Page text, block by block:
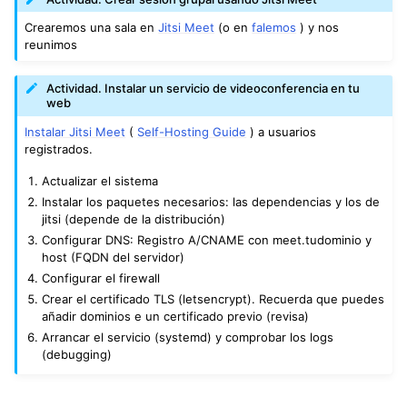
Crearemos una sala enJitsi Meet (o enfalemos ) y nos
reunimos
Actividad. Instalar un servicio de videoconferencia en tu
web
Instalar Jitsi Meet ( Self-Hosting Guide ) a usuarios
registrados.
Actualizar el sistema
Instalar los paquetes necesarios: las dependencias y los de
jitsi (depende de la distribución)
Configurar DNS: Registro A/CNAME con meet.tudominio y
host (FQDN del servidor)
Configurar el firewall
Crear el certificado TLS (letsencrypt). Recuerda que puedes
añadir dominios e un certificado previo (revisa)
Arrancar el servicio (systemd) y comprobar los logs
(debugging)